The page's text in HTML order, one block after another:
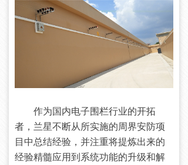
作为国内电子围栏行业的开拓
者，兰星不断从所实施的周界安防项
目中总结经验，并注重将提炼出来的
经验精髓应用到系统功能的升级和解